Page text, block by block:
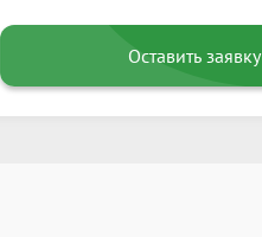
Оставить заявку